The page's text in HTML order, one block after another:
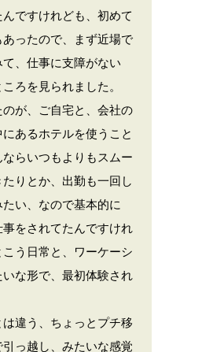
ですけれども、初めて
ったので、まず近場で
、仕事に支障がない
ろを見られました。
のが、ご自宅と、会社の
あるホテルを使うこと
らいつもよりもスムー
りとか、出勤も一回し
い、なので基本的に
をされてたんですけれ
う日常と、ワーケーシ
いな形で、最初体験され
違う、ちょっとプチ移
っ越し、みたいな感覚